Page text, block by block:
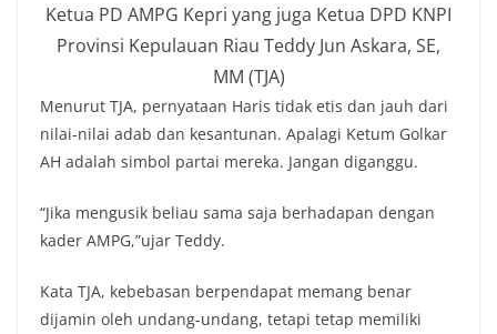
Ketua PD AMPG Kepri yang juga Ketua DPD KNPI
Provinsi Kepulauan Riau Teddy Jun Askara, SE,
MM (TJA)
Menurut TJA, pernyataan Haris tidak etis dan jauh dari
nilai-nilai adab dan kesantunan. Apalagi Ketum Golkar
AH adalah simbol partai mereka. Jangan diganggu.
“Jika mengusik beliau sama saja berhadapan dengan
kader AMPG,”ujar Teddy.
Kata TJA, kebebasan berpendapat memang benar
dijamin oleh undang-undang, tetapi tetap memiliki